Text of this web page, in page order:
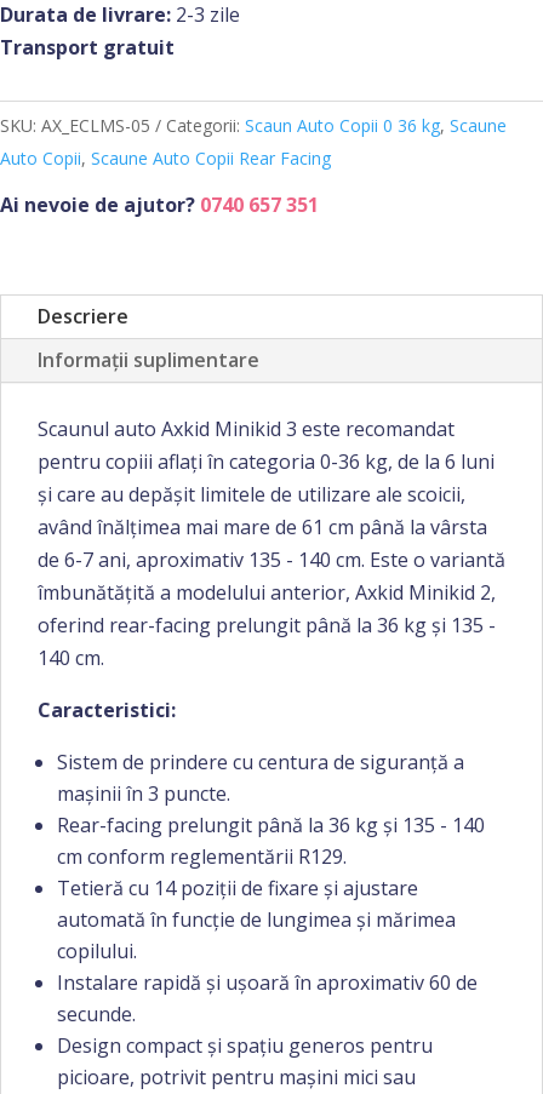
Facing
Axkid
3
Moss
Durata de livrare: 2-3 zile
Transport gratuit
SKU: AX_ECLMS-05 Categorii: Scaun Auto Copii 0 36 kg, Scaune
Auto Copii, Scaune Auto Copii Rear Facing
Ai nevoie de ajutor? 0740 657 351
Descriere
Informații suplimentare
Scaunul auto Axkid Minikid 3 este recomandat
pentru copiii aflați în categoria 0-36 kg, de la 6 luni
și care au depășit limitele de utilizare ale scoicii,
având înălțimea mai mare de 61 cm până la vârsta
de 6-7 ani, aproximativ 135 - 140 cm. Este o variantă
îmbunătățită a modelului anterior, Axkid Minikid 2,
oferind rear-facing prelungit până la 36 kg și 135 -
140 cm.
Caracteristici:
Sistem de prindere cu centura de siguranță a
mașinii în 3 puncte.
Rear-facing prelungit până la 36 kg și 135 - 140
cm conform reglementării R129.
Tetieră cu 14 poziții de fixare și ajustare
automată în funcție de lungimea și mărimea
copilului.
Instalare rapidă și ușoară în aproximativ 60 de
secunde.
Design compact și spațiu generos pentru
picioare, potrivit pentru mașini mici sau